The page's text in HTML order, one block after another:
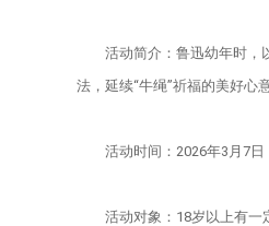
基本陈列
展览回顾
鲁迅故居
学术成果
新文化讲堂
鲁迅研究月刊
馆藏精品
手稿
藏书
教育宣传
社会教育
文创产品
活动简介：鲁迅幼年时，
法，延续“牛绳”祈福的美好心
活动时间：2026年3月7日
活动对象：18岁以上有一